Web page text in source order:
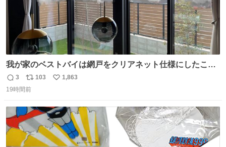
我が家のベストバイは網戸をクリアネット仕様にしたこ
と。網目が細かいから虫の侵入は一切許さないし、見た目
もクリアで網戸の存在を感じない。特筆すべきはその値
コスパ。これから家を建てる方は迷わず採用してほしい。
返
信
3
リ
ポ
ト
数
103
い
数
1,863
19時間前